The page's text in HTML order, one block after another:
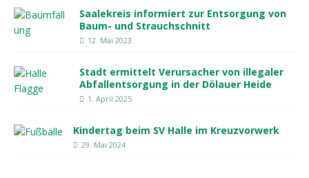
Saalekreis informiert zur Entsorgung von
Baum- und Strauchschnitt
12. Mai 2023
Stadt ermittelt Verursacher von illegaler
Abfallentsorgung in der Dölauer Heide
1. April 2025
Kindertag beim SV Halle im Kreuzvorwerk
29. Mai 2024